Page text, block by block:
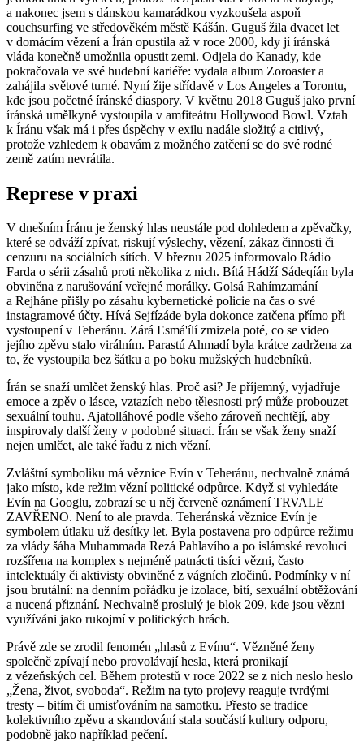
a nakonec jsem s dánskou kamarádkou vyzkoušela aspoň
couchsurfing ve středověkém městě Kášán. Guguš žila dvacet let
v domácím vězení a Írán opustila až v roce 2000, kdy jí íránská
vláda konečně umožnila opustit zemi. Odjela do Kanady, kde
pokračovala ve své hudební kariéře: vydala album Zoroaster a
zahájila světové turné. Nyní žije střídavě v Los Angeles a Torontu,
kde jsou početné íránské diaspory. V květnu 2018 Guguš jako první
íránská umělkyně vystoupila v amfiteátru Hollywood Bowl. Vztah
k Íránu však má i přes úspěchy v exilu nadále složitý a citlivý,
protože vzhledem k obavám z možného zatčení se do své rodné
země zatím nevrátila.
Represe v praxi
V dnešním Íránu je ženský hlas neustále pod dohledem a zpěvačky,
které se odváží zpívat, riskují výslechy, vězení, zákaz činnosti či
cenzuru na sociálních sítích. V březnu 2025 informovalo Rádio
Farda o sérii zásahů proti několika z nich. Bítá Hádží Sádeqíán byla
obviněna z narušování veřejné morálky. Golsá Rahímzamání
a Rejháne přišly po zásahu kybernetické policie na čas o své
instagramové účty. Hívá Sejfízáde byla dokonce zatčena přímo při
vystoupení v Teheránu. Zárá Esmá'ílí zmizela poté, co se video
jejího zpěvu stalo virálním. Parastú Ahmadí byla krátce zadržena za
to, že vystoupila bez šátku a po boku mužských hudebníků.
Írán se snaží umlčet ženský hlas. Proč asi? Je příjemný, vyjadřuje
emoce a zpěv o lásce, vztazích nebo tělesnosti prý může probouzet
sexuální touhu. Ajatolláhové podle všeho zároveň nechtějí, aby
inspirovaly další ženy v podobné situaci. Írán se však ženy snaží
nejen umlčet, ale také řadu z nich vězní.
Zvláštní symboliku má věznice Evín v Teheránu, nechvalně známá
jako místo, kde režim vězní politické odpůrce. Když si vyhledáte
Evín na Googlu, zobrazí se u něj červeně oznámení TRVALE
ZAVŘENO. Není to ale pravda. Teheránská věznice Evín je
symbolem útlaku už desítky let. Byla postavena pro odpůrce režimu
za vlády šáha Muhammada Rezá Pahlavího a po islámské revoluci
rozšířena na komplex s nejméně patnácti tisíci vězni, často
intelektuály či aktivisty obviněné z vágních zločinů. Podmínky v ní
jsou brutální: na denním pořádku je izolace, bití, sexuální obtěžování
a nucená přiznání. Nechvalně proslulý je blok 209, kde jsou vězni
využíváni jako rukojmí v politických hrách.
Právě zde se zrodil fenomén „hlasů z Evínu“. Vězněné ženy
společně zpívají nebo provolávají hesla, která pronikají
z vězeňských cel. Během protestů v roce 2022 se z nich neslo heslo
„Žena, život, svoboda“. Režim na tyto projevy reaguje tvrdými
tresty – bitím či umisťováním na samotku. Přesto se tradice
kolektivního zpěvu a skandování stala součástí kultury odporu,
podobně jako například pečení.